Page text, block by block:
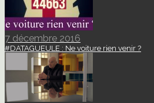
7 décembre 2016
#DATAGUEULE : Ne voiture rien venir ?